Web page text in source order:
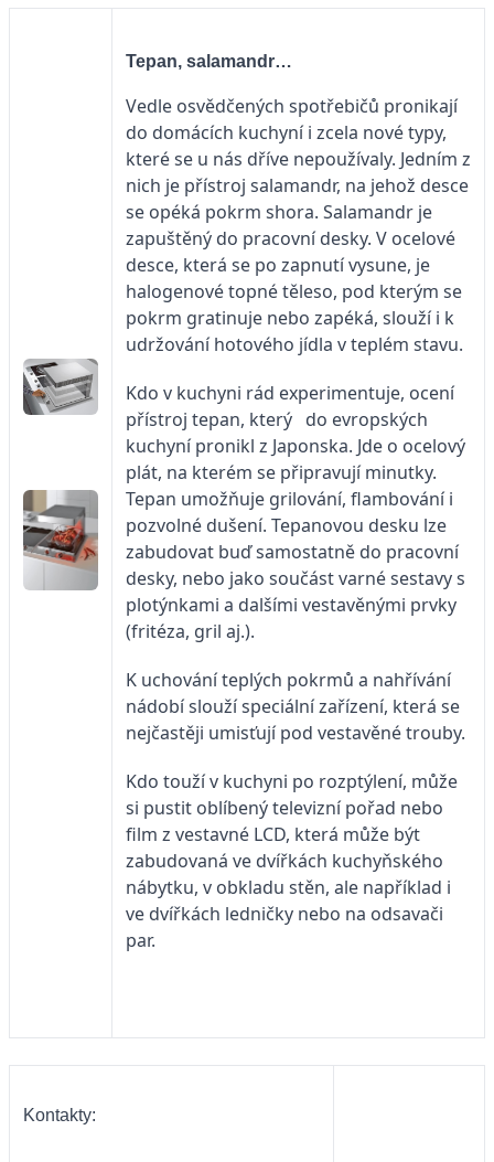
Tepan, salamandr…
Vedle osvědčených spotřebičů pronikají
do domácích kuchyní i zcela nové typy,
které se u nás dříve nepoužívaly. Jedním z
nich je přístroj salamandr, na jehož desce
se opéká pokrm shora. Salamandr je
zapuštěný do pracovní desky. V ocelové
desce, která se po zapnutí vysune, je
halogenové topné těleso, pod kterým se
pokrm gratinuje nebo zapéká, slouží i k
udržování hotového jídla v teplém stavu.
Kdo v kuchyni rád experimentuje, ocení
přístroj tepan, který do evropských
kuchyní pronikl z Japonska. Jde o ocelový
plát, na kterém se připravují minutky.
Tepan umožňuje grilování, flambování i
pozvolné dušení. Tepanovou desku lze
zabudovat buď samostatně do pracovní
desky, nebo jako součást varné sestavy s
plotýnkami a dalšími vestavěnými prvky
(fritéza, gril aj.).
K uchování teplých pokrmů a nahřívání
nádobí slouží speciální zařízení, která se
nejčastěji umisťují pod vestavěné trouby.
Kdo touží v kuchyni po rozptýlení, může
si pustit oblíbený televizní pořad nebo
film z vestavné LCD, která může být
zabudovaná ve dvířkách kuchyňského
nábytku, v obkladu stěn, ale například i
ve dvířkách ledničky nebo na odsavači
par.
Kontakty: